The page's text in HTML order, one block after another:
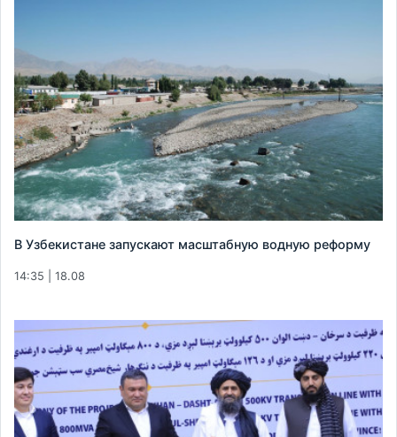
В Узбекистане запускают масштабную водную реформу
14:35 | 18.08